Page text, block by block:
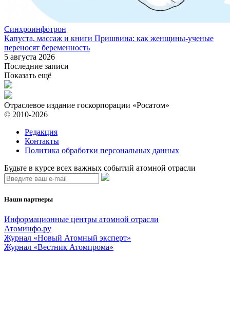
Синхроинфотрон
Капуста, массаж и книги Пришвина: как женщины-ученые
переносят беременность
5 августа 2026
Последние записи
Показать ещё
Отраслевое издание госкорпорации «Росатом»
© 2010-2026
Редакция
Контакты
Политика обработки персональных данных
Будьте в курсе всех важных событий атомной отрасли
Наши партнеры
Информационные центры атомной отрасли
Атоминфо.ру
Журнал «Новый Атомный эксперт»
Журнал «Вестник Атомпрома»